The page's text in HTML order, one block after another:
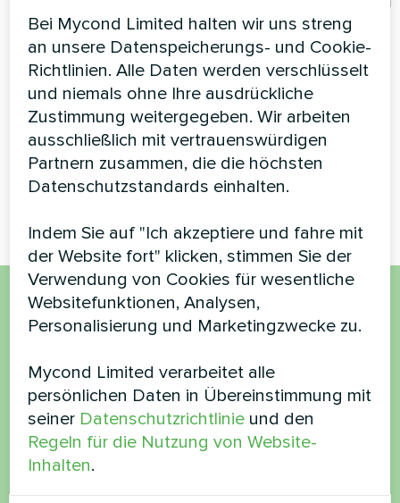
Mycond Split
Wärmepumpen der
BeeSmart Serie
MyCond Split-
Wärmepumpen der
BeeSmart-Serie sorgen für
Kühlen
Fabrik
Modulare Wärmepumpe Serie
MCU
Möchten Sie kaufen oder
haben Sie Fragen?
Kontaktieren Sie uns und wir werden Ihnen
helfen
Bei Mycond Limited halten wir uns streng
an unsere Datenspeicherungs- und Cookie-
Richtlinien. Alle Daten werden verschlüsselt
und niemals ohne Ihre ausdrückliche
Zustimmung weitergegeben. Wir arbeiten
ausschließlich mit vertrauenswürdigen
Partnern zusammen, die die höchsten
Datenschutzstandards einhalten.
Indem Sie auf "Ich akzeptiere und fahre mit
der Website fort" klicken, stimmen Sie der
Verwendung von Cookies für wesentliche
Websitefunktionen, Analysen,
Personalisierung und Marketingzwecke zu.
Mycond Limited verarbeitet alle
persönlichen Daten in Übereinstimmung mit
seiner Datenschutzrichtlinie und den
Regeln für die Nutzung von Website-
Inhalten.